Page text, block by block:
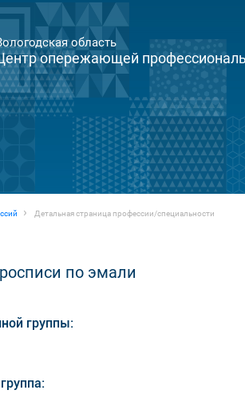
область
опережающей
Детальная страница профессии/специальности
по эмали
группы: